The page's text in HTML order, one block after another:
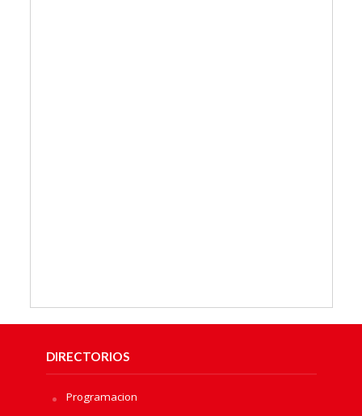
DIRECTORIOS
Programacion